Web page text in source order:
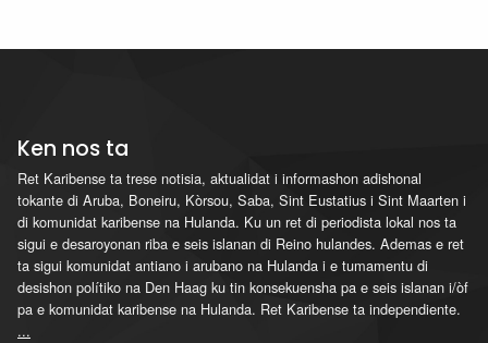
Ken nos ta
Ret Karibense ta trese notisia, aktualidat i informashon adishonal
tokante di Aruba, Boneiru, Kòrsou, Saba, Sint Eustatius i Sint Maarten i
di komunidat karibense na Hulanda. Ku un ret di periodista lokal nos ta
sigui e desaroyonan riba e seis islanan di Reino hulandes. Ademas e ret
ta sigui komunidat antiano i arubano na Hulanda i e tumamentu di
desishon polítiko na Den Haag ku tin konsekuensha pa e seis islanan i/òf
pa e komunidat karibense na Hulanda. Ret Karibense ta independiente.
...